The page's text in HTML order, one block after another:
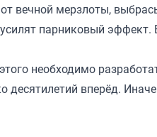
вечной мерзлоты,
парниковый эффект.
необходимо
десятилетий вперёд.